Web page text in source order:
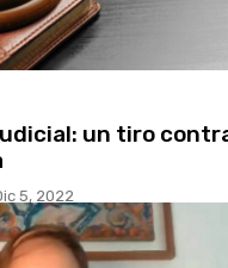
un tiro
5, 2022